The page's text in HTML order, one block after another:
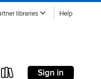
libraries Help
Sign in